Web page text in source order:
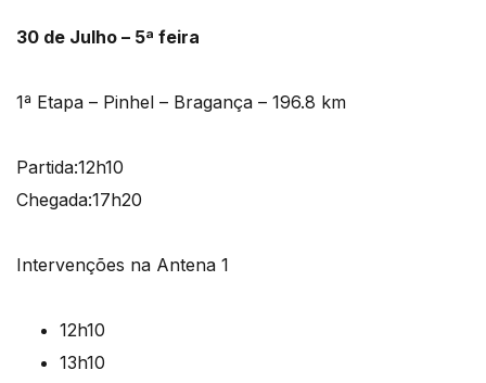
30 de Julho – 5ª feira
1ª Etapa – Pinhel – Bragança – 196.8 km
Partida:12h10
Chegada:17h20
Intervenções na Antena 1
12h10
13h10